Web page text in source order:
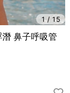
1/ 15
鼻子呼吸管